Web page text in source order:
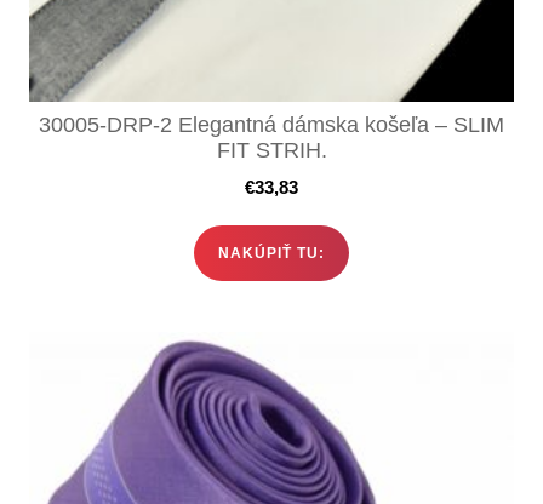
30005-DRP-2 Elegantná dámska košeľa – SLIM
FIT STRIH.
€33,83
NAKÚPIŤ TU: